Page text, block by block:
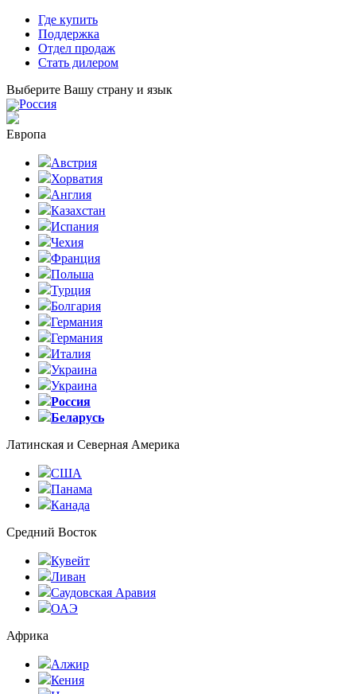
Где купить
Поддержка
Отдел продаж
Стать дилером
Выберите Вашу страну и язык
Россия
Европа
Австрия
Хорватия
Англия
Казахстан
Испания
Чехия
Франция
Польша
Турция
Болгария
Германия
Германия
Италия
Украина
Украина
Россия
Беларусь
Латинская и Северная Америка
США
Панама
Канада
Средний Восток
Кувейт
Ливан
Саудовская Аравия
ОАЭ
Африка
Алжир
Кения